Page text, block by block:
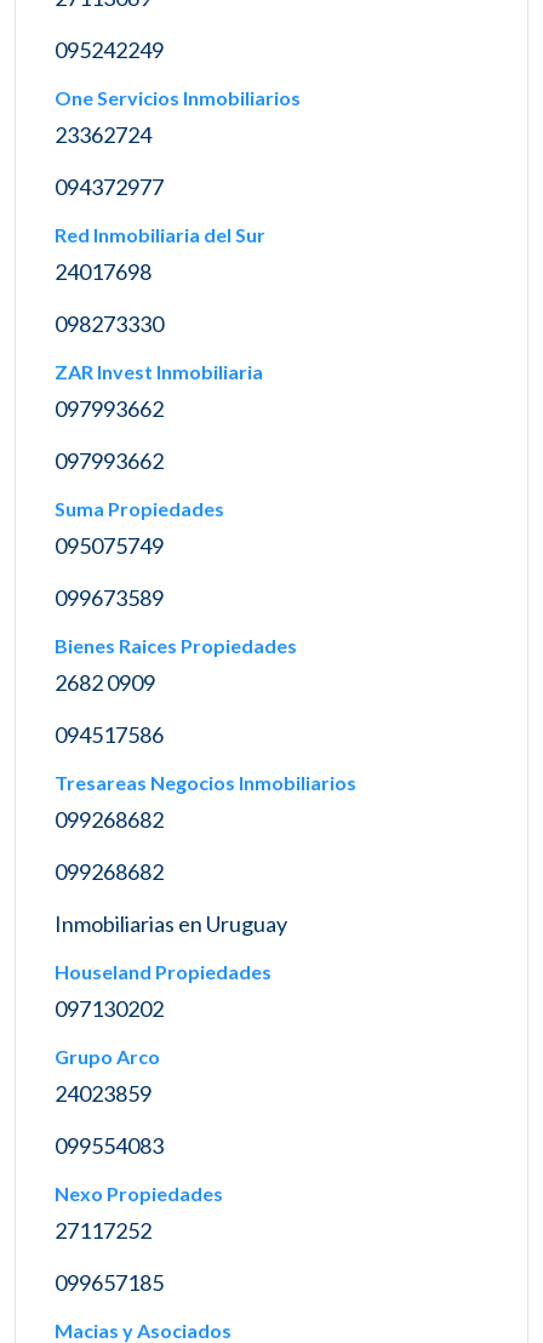
095242249
One Servicios Inmobiliarios
23362724
094372977
Red Inmobiliaria del Sur
24017698
098273330
ZAR Invest Inmobiliaria
097993662
097993662
Suma Propiedades
095075749
099673589
Bienes Raices Propiedades
2682 0909
094517586
Tresareas Negocios Inmobiliarios
099268682
099268682
Inmobiliarias en Uruguay
Houseland Propiedades
097130202
Grupo Arco
24023859
099554083
Nexo Propiedades
27117252
099657185
Macias y Asociados